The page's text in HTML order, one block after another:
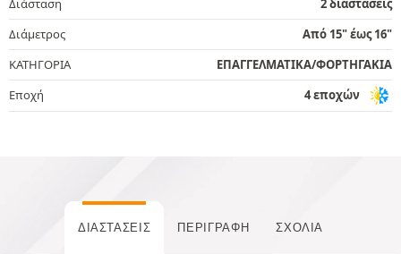
Διάμετρος
Από 15" έως 16"
ΚΑΤΗΓΟΡΙΑ
ΕΠΑΓΓΕΛΜΑΤΙΚΑ/ΦΟΡΤΗΓΑΚΙΑ
Εποχή
4 εποχών
ΔΙΑΣΤΆΣΕΙΣ ΠΕΡΙΓΡΑΦΉ ΣΧΌΛΙΑ